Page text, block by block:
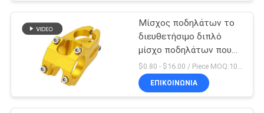
Μίσχος ποδηλάτων το
διευθετήσιμο διπλό
μίσχο ποδηλάτων που
κατασκευάζεται που
διπλώνει στην Κίνα
$0.80 - $16.00 / Piece MOQ:10 κομμάτια
ΕΠΙΚΟΙΝΩΝΊΑ